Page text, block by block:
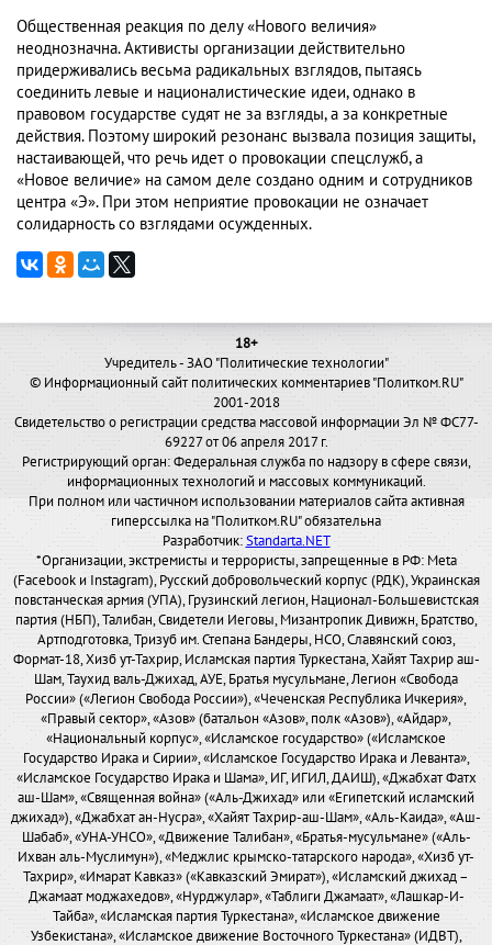
Общественная реакция по делу «Нового величия»
неоднозначна. Активисты организации действительно
придерживались весьма радикальных взглядов, пытаясь
соединить левые и националистические идеи, однако в
правовом государстве судят не за взгляды, а за конкретные
действия. Поэтому широкий резонанс вызвала позиция защиты,
настаивающей, что речь идет о провокации спецслужб, а
«Новое величие» на самом деле создано одним и сотрудников
центра «Э». При этом неприятие провокации не означает
солидарность со взглядами осужденных.
18+
Учредитель - ЗАО "Политические технологии"
© Информационный сайт политических комментариев "Политком.RU"
2001-2018
Свидетельство о регистрации средства массовой информации Эл № ФС77-
69227 от 06 апреля 2017 г.
Регистрирующий орган: Федеральная служба по надзору в сфере связи,
информационных технологий и массовых коммуникаций.
При полном или частичном использовании материалов сайта активная
гиперссылка на "Политком.RU" обязательна
Разработчик:Standarta.NET
*Организации, экстремисты и террористы, запрещенные в РФ: Meta
(Facebook и Instagram), Русский добровольческий корпус (РДК), Украинская
повстанческая армия (УПА), Грузинский легион, Национал-Большевистская
партия (НБП), Талибан, Свидетели Иеговы, Мизантропик Дивижн, Братство,
Артподготовка, Тризуб им. Степана Бандеры, НСО, Славянский союз,
Формат-18, Хизб ут-Тахрир, Исламская партия Туркестана, Хайят Тахрир аш-
Шам, Таухид валь-Джихад, АУЕ, Братья мусульмане, Легион «Свобода
России» («Легион Свобода России»), «Чеченская Республика Ичкерия»,
«Правый сектор», «Азов» (батальон «Азов», полк «Азов»), «Айдар»,
«Национальный корпус», «Исламское государство» («Исламское
Государство Ирака и Сирии», «Исламское Государство Ирака и Леванта»,
«Исламское Государство Ирака и Шама», ИГ, ИГИЛ, ДАИШ), «Джабхат Фатх
аш-Шам», «Священная война» («Аль-Джихад» или «Египетский исламский
джихад»), «Джабхат ан-Нусра», «Хайят Тахрир-аш-Шам», «Аль-Каида», «Аш-
Шабаб», «УНА-УНСО», «Движение Талибан», «Братья-мусульмане» («Аль-
Ихван аль-Муслимун»), «Меджлис крымско-татарского народа», «Хизб ут-
Тахрир», «Имарат Кавказ» («Кавказский Эмират»), «Исламский джихад –
Джамаат моджахедов», «Нурджулар», «Таблиги Джамаат», «Лашкар-И-
Тайба», «Исламская партия Туркестана», «Исламское движение
Узбекистана», «Исламское движение Восточного Туркестана» (ИДВТ),